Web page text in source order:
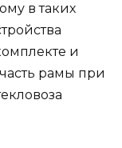
в таких
и
рамы при